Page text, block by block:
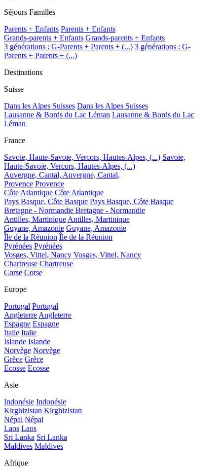
Séjours Familles
Parents + Enfants Parents + Enfants
Grands-parents + Enfants Grands-parents + Enfants
3 générations : G-Parents + Parents + (...) 3 générations : G-
Parents + Parents + (...)
Destinations
Suisse
Dans les Alpes Suisses Dans les Alpes Suisses
Lausanne & Bords du Lac Léman Lausanne & Bords du Lac
Léman
France
Savoie, Haute-Savoie, Vercors, Hautes-Alpes, (...) Savoie,
Haute-Savoie, Vercors, Hautes-Alpes, (...)
Auvergne, Cantal, Auvergne, Cantal,
Provence Provence
Côte Atlantique Côte Atlantique
Pays Basque, Côte Basque Pays Basque, Côte Basque
Bretagne - Normandie Bretagne - Normandie
Antilles, Martinique Antilles, Martinique
Guyane, Amazonie Guyane, Amazonie
Île de la Réunion Île de la Réunion
Pyrénées Pyrénées
Vosges, Vittel, Nancy Vosges, Vittel, Nancy
Chartreuse Chartreuse
Corse Corse
Europe
Portugal Portugal
Angleterre Angleterre
Espagne Espagne
Italie Italie
Islande Islande
Norvège Norvège
Grèce Grèce
Ecosse Ecosse
Asie
Indonésie Indonésie
Kirghizistan Kirghizistan
Népal Népal
Laos Laos
Sri Lanka Sri Lanka
Maldives Maldives
Afrique